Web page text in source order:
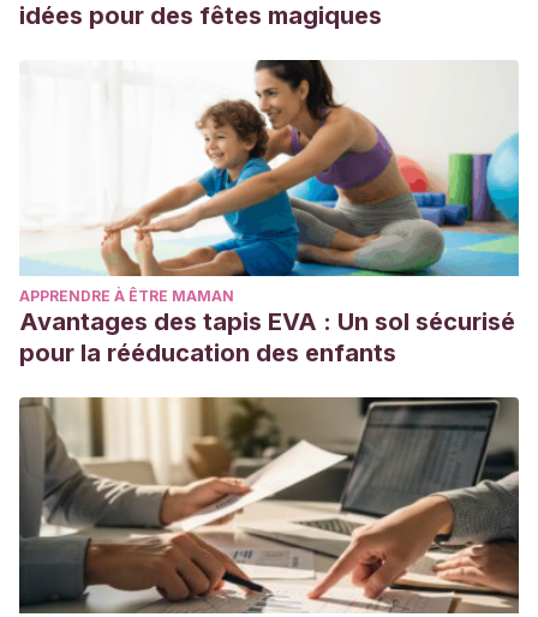
idées pour des fêtes magiques
APPRENDRE À ÊTRE MAMAN
Avantages des tapis EVA : Un sol sécurisé
pour la rééducation des enfants